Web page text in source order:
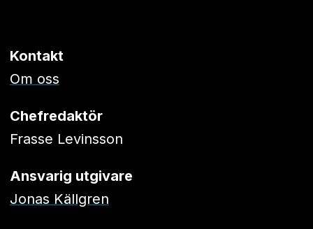
Kontakt
Om oss
Chefredaktör
Frasse Levinsson
Ansvarig utgivare
Jonas Källgren